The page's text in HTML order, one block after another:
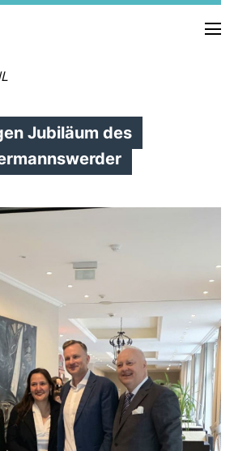
MEIN BÜRGERBÜRO
ZIELE
Redebeiträge
Anträge CDU
Kleine Anfragen
CDU Deutschland
Jubiläum des